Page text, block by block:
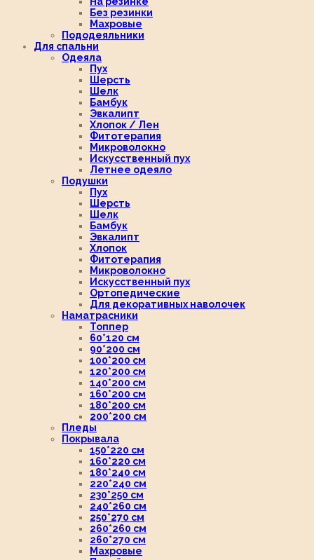
Без резинки
Махровые
Пододеяльники
Для спальни
Одеяла
Пух
Шерсть
Шелк
Бамбук
Эвкалипт
Хлопок / Лен
Фитотерапия
Микроволокно
Искусственный пух
Летнее одеяло
Подушки
Пух
Шерсть
Шелк
Бамбук
Эвкалипт
Хлопок
Фитотерапия
Микроволокно
Искусственный пух
Ортопедические
Для декоративных наволочек
Наматрасники
Топпер
60*120 см
90*200 см
100*200 см
120*200 см
140*200 см
160*200 см
180*200 см
200*200 см
Пледы
Покрывала
150*220 см
160*220 см
180*240 см
220*240 см
230*250 см
240*260 см
250*270 см
260*260 см
260*270 см
Махровые